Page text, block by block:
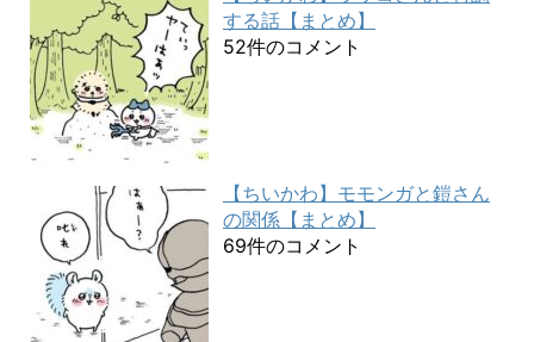
する話【まとめ】
52件のコメント
【ちいかわ】モモンガと鎧さん
の関係【まとめ】
69件のコメント